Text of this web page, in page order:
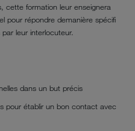
cette formation leur enseignera
pour répondre demanière spécifi
leur interlocuteur.
dans un but précis
pour établir un bon contact avec